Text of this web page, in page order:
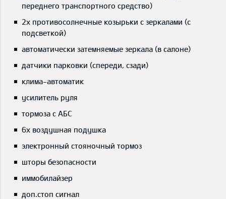
переднего транспортного средство)
2x противосолнечные козырьки с зеркалами (с
подсветкой)
автоматически затемняемые зеркала (в салоне)
датчики парковки (спереди, сзади)
клима-автоматик
усилитель руля
тормоза с АБС
6x воздушная подушка
электронный стояночный тормоз
шторы безопасности
иммобилайзер
доп.стоп сигнал